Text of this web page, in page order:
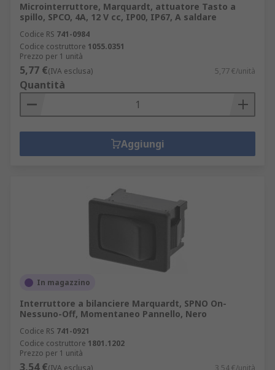
Microinterruttore, Marquardt, attuatore Tasto a
spillo, SPCO, 4A, 12 V cc, IP00, IP67, A saldare
Codice RS 741-0984
Codice costruttore 1055.0351
Prezzo per 1 unità
5,77 €(IVA esclusa) 5,77 €/unità
Quantità
Aggiungi
In magazzino
Interruttore a bilanciere Marquardt, SPNO On-
Nessuno-Off, Momentaneo Pannello, Nero
Codice RS 741-0921
Codice costruttore 1801.1202
Prezzo per 1 unità
3,54 €(IVA esclusa) 3,54 €/unità